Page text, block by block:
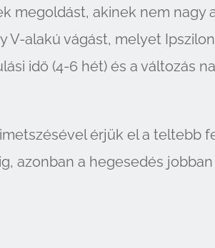
megoldást, akinek nem nagy
V-alakú vágást, melyet Ipszilon
idő (4-6 hét) és a változás
érjük el a teltebb
azonban a hegesedés jobban